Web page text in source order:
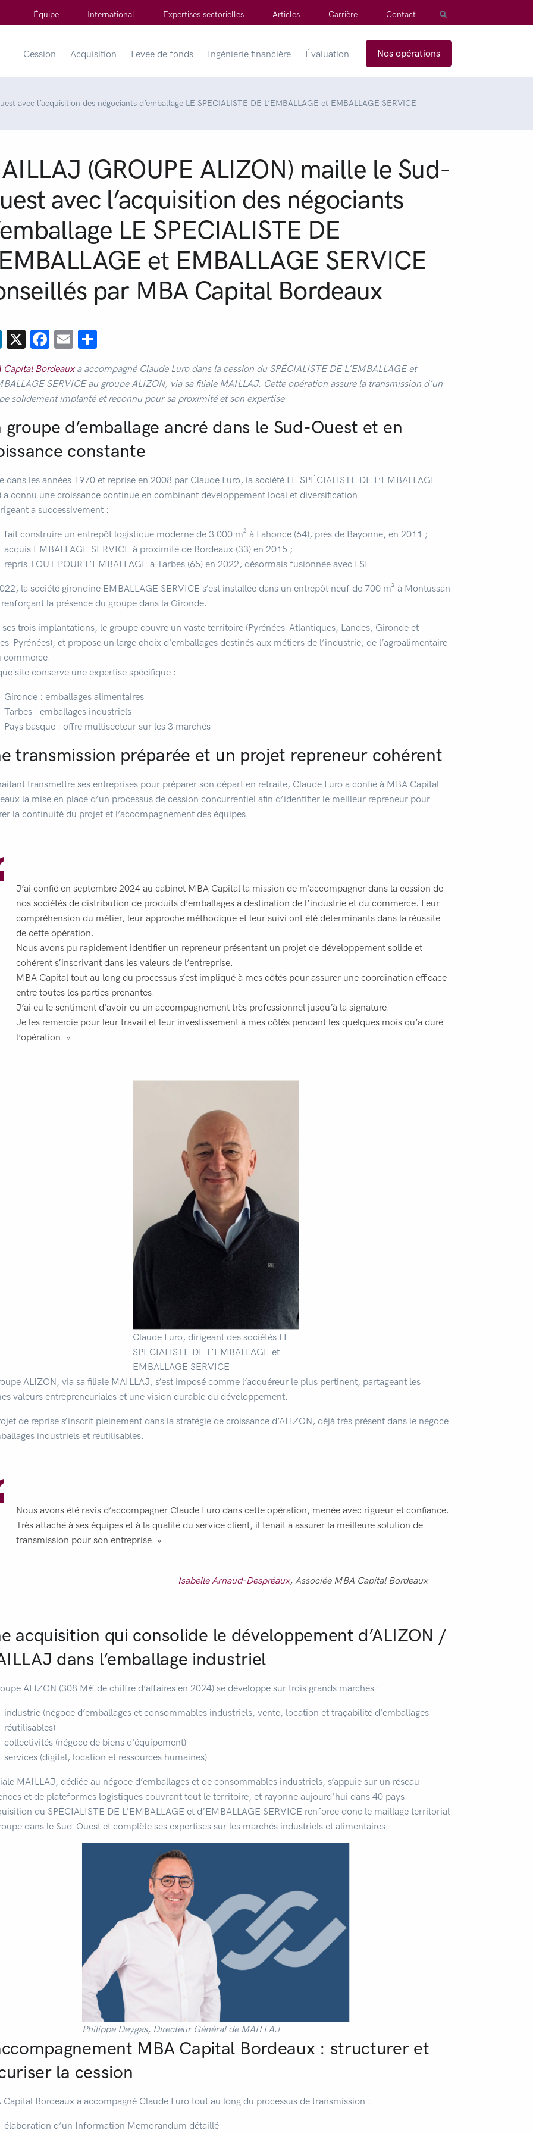
Équipe International Expertises sectorielles Articles Carrière Contact
Cession Acquisition Levée de fonds Ingénierie financière Évaluation Nos opérations
avec l’acquisition des négociants d’emballage LE SPECIALISTE DE L’EMBALLAGE et EMBALLAGE SERVICE
(GROUPE ALIZON) maille le Sud-
avec l’acquisition des négociants
LE SPECIALISTE DE
et EMBALLAGE SERVICE
par MBA Capital Bordeaux
LinkedIn
X Facebook
EmailPartager
Capital Bordeauxa accompagné Claude Luro dans la cession du SPÉCIALISTE DE L’EMBALLAGE et
SERVICE au groupe ALIZON, via sa filiale MAILLAJ. Cette opération assure la transmission d’un
solidement implanté et reconnu pour sa proximité et son expertise.
groupe d’emballage ancré dans le Sud-Ouest et en
constante
dans les années 1970 et reprise en 2008 par Claude Luro, la société LE SPÉCIALISTE DE L’EMBALLAGE
a connu une croissance continue en combinant développement local et diversification.
a successivement :
fait construire un entrepôt logistique moderne de 3 000 m² à Lahonce (64), près de Bayonne, en 2011 ;
acquis EMBALLAGE SERVICE à proximité de Bordeaux (33) en 2015 ;
repris TOUT POUR L’EMBALLAGE à Tarbes (65) en 2022, désormais fusionnée avec LSE.
la société girondine EMBALLAGE SERVICE s’est installée dans un entrepôt neuf de 700 m² à Montussan
la présence du groupe dans la Gironde.
ses trois implantations, le groupe couvre un vaste territoire (Pyrénées-Atlantiques, Landes, Gironde et
Pyrénées), et propose un large choix d’emballages destinés aux métiers de l’industrie, de l’agroalimentaire
commerce.
site conserve une expertise spécifique :
Gironde : emballages alimentaires
Tarbes : emballages industriels
Pays basque : offre multisecteur sur les 3 marchés
transmission préparée et un projet repreneur cohérent
transmettre ses entreprises pour préparer son départ en retraite, Claude Luro a confié à MBA Capital
la mise en place d’un processus de cession concurrentiel afin d’identifier le meilleur repreneur pour
la continuité du projet et l’accompagnement des équipes.
J’ai confié en septembre 2024 au cabinet MBA Capital la mission de m’accompagner dans la cession de
nos sociétés de distribution de produits d’emballages à destination de l’industrie et du commerce. Leur
compréhension du métier, leur approche méthodique et leur suivi ont été déterminants dans la réussite
de cette opération.
Nous avons pu rapidement identifier un repreneur présentant un projet de développement solide et
cohérent s’inscrivant dans les valeurs de l’entreprise.
MBA Capital tout au long du processus s’est impliqué à mes côtés pour assurer une coordination efficace
entre toutes les parties prenantes.
J’ai eu le sentiment d’avoir eu un accompagnement très professionnel jusqu’à la signature.
Je les remercie pour leur travail et leur investissement à mes côtés pendant les quelques mois qu’a duré
l’opération. »
Claude Luro, dirigeant des sociétés LE
SPECIALISTE DE L’EMBALLAGE et
EMBALLAGE SERVICE
ALIZON, via sa filiale MAILLAJ, s’est imposé comme l’acquéreur le plus pertinent, partageant les
valeurs entrepreneuriales et une vision durable du développement.
de reprise s’inscrit pleinement dans la stratégie de croissance d’ALIZON, déjà très présent dans le négoce
industriels et réutilisables.
Nous avons été ravis d’accompagner Claude Luro dans cette opération, menée avec rigueur et confiance.
Très attaché à ses équipes et à la qualité du service client, il tenait à assurer la meilleure solution de
transmission pour son entreprise. »
Isabelle Arnaud-Despréaux, Associée MBA Capital Bordeaux
acquisition qui consolide le développement d’ALIZON /
dans l’emballage industriel
ALIZON (308 M€ de chiffre d’affaires en 2024) se développe sur trois grands marchés :
industrie (négoce d’emballages et consommables industriels, vente, location et traçabilité d’emballages
réutilisables)
collectivités (négoce de biens d’équipement)
services (digital, location et ressources humaines)
MAILLAJ, dédiée au négoce d’emballages et de consommables industriels, s’appuie sur un réseau
et de plateformes logistiques couvrant tout le territoire, et rayonne aujourd’hui dans 40 pays.
du SPÉCIALISTE DE L’EMBALLAGE et d’EMBALLAGE SERVICE renforce donc le maillage territorial
dans le Sud-Ouest et complète ses expertises sur les marchés industriels et alimentaires.
Philippe Deygas, Directeur Général de MAILLAJ
MBA Capital Bordeaux : structurer et
la cession
Capital Bordeaux a accompagné Claude Luro tout au long du processus de transmission :
élaboration d’un Information Memorandum détaillé